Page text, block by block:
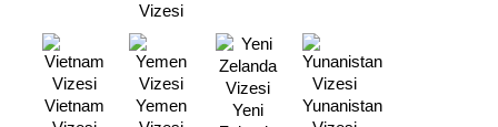
Vizesi
Vietnam
Yemen
Yeni
Yunanistan